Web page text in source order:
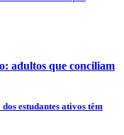
adultos que conciliam
estudantes ativos têm